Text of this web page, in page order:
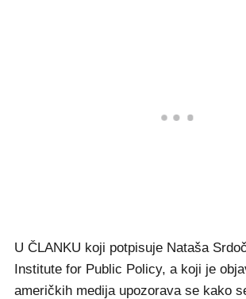
U ČLANKU koji potpisuje Nataša
Institute for Public Policy, a koji je
američkih medija upozorava se kako